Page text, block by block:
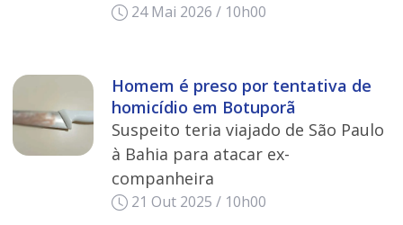
24 Mai 2026 / 10h00
Homem é preso por tentativa de
homicídio em Botuporã
Suspeito teria viajado de São Paulo
à Bahia para atacar ex-
companheira
21 Out 2025 / 10h00